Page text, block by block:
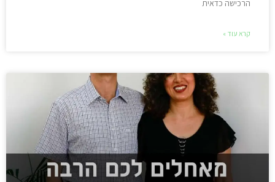
הרכישה כדאית
קרא עוד »